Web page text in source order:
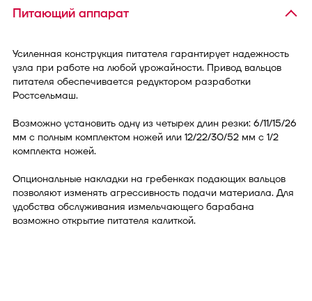
Питающий аппарат
Усиленная конструкция питателя гарантирует надежность
узла при работе на любой урожайности. Привод вальцов
питателя обеспечивается редуктором разработки
Ростсельмаш.
Возможно установить одну из четырех длин резки: 6/11/15/26
мм с полным комплектом ножей или 12/22/30/52 мм с 1/2
комплекта ножей.
Опциональные накладки на гребенках подающих вальцов
позволяют изменять агрессивность подачи материала. Для
удобства обслуживания измельчающего барабана
возможно открытие питателя калиткой.